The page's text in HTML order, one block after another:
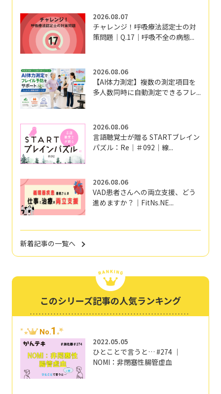
2026.08.07
チャレンジ！呼吸療法認定士の対
策問題｜Q.17｜呼吸不全の病態...
2026.08.06
【AI体力測定】複数の測定項目を
多人数同時に自動測定できるフレ...
2026.08.06
言語聴覚士が贈る STARTブレイン
パズル：Re｜＃092｜線...
2026.08.06
VAD患者さんへの両立支援、どう
進めますか？｜FitNs.NE...
新着記事の一覧へ
このシリーズ記事の人気ランキング
No.1
2022.05.05
ひとことで言うと… #274 ｜
NOMI：非閉塞性腸管虚血